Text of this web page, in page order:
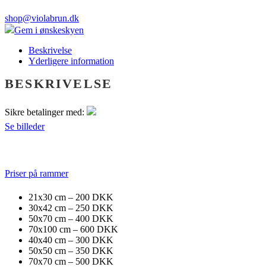
shop@violabrun.dk
Gem i ønskeskyen
Beskrivelse
Yderligere information
BESKRIVELSE
Sikre betalinger med:
Se billeder
Priser på rammer
21x30 cm – 200 DKK
30x42 cm – 250 DKK
50x70 cm – 400 DKK
70x100 cm – 600 DKK
40x40 cm – 300 DKK
50x50 cm – 350 DKK
70x70 cm – 500 DKK